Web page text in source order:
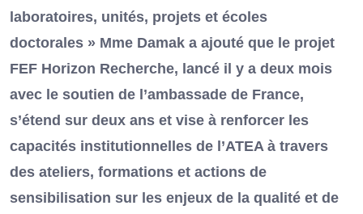
laboratoires, unités, projets et écoles
doctorales » Mme Damak a ajouté que le projet
FEF Horizon Recherche, lancé il y a deux mois
avec le soutien de l’ambassade de France,
s’étend sur deux ans et vise à renforcer les
capacités institutionnelles de l’ATEA à travers
des ateliers, formations et actions de
sensibilisation sur les enjeux de la qualité et de